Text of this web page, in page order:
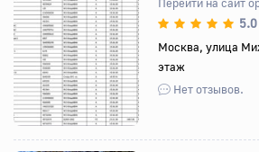
Назад Вперед
5.0
Москва, улица
этаж
Нет отзывов.